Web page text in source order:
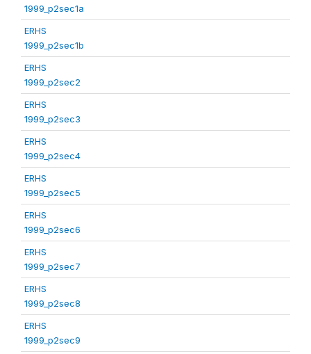
1999_p2sec1a
ERHS
1999_p2sec1b
ERHS
1999_p2sec2
ERHS
1999_p2sec3
ERHS
1999_p2sec4
ERHS
1999_p2sec5
ERHS
1999_p2sec6
ERHS
1999_p2sec7
ERHS
1999_p2sec8
ERHS
1999_p2sec9